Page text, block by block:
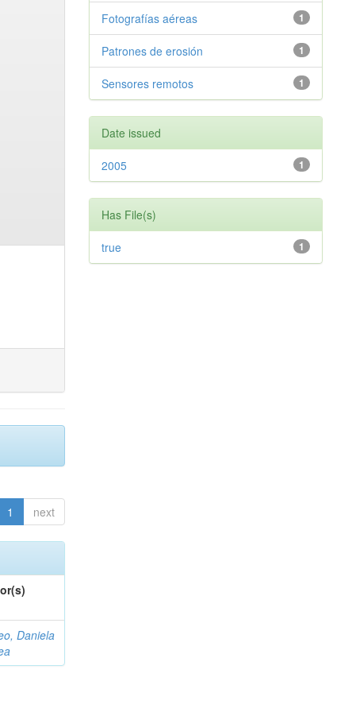
1 next
Daniela
1
Fotografías aéreas
1
Patrones de erosión
1
Sensores remotos
Date issued
1
2005
Has File(s)
1
true